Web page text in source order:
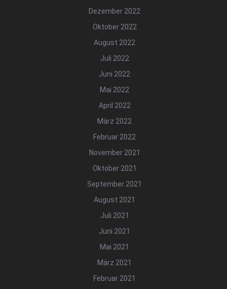
Dezember 2022
Oktober 2022
August 2022
Juli 2022
Juni 2022
Mai 2022
April 2022
März 2022
Februar 2022
November 2021
Oktober 2021
September 2021
August 2021
Juli 2021
Juni 2021
Mai 2021
März 2021
Februar 2021